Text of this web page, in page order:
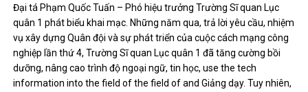
Đại tá Phạm Quốc Tuấn – Phó hiệu trưởng Trường Sĩ quan Lục
quân 1 phát biểu khai mạc. Những năm qua, trả lời yêu cầu, nhiệm
vụ xây dựng Quân đội và sự phát triển của cuộc cách mạng công
nghiệp lần thứ 4, Trường Sĩ quan Lục quân 1 đã tăng cường bồi
dưỡng, nâng cao trình độ ngoại ngữ, tin học, use the tech
information into the field of the field of and Giảng dạy. Tuy nhiên,